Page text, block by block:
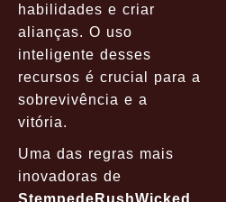
habilidades e criar
alianças. O uso
inteligente desses
recursos é crucial para a
sobrevivência e a
vitória.
Uma das regras mais
inovadoras de
StempedeRushWicked